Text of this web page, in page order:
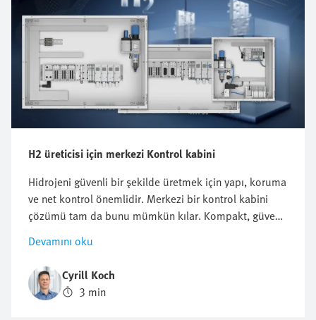
H2 üreticisi için merkezi Kontrol kabini
Hidrojeni güvenli bir şekilde üretmek için yapı, koruma
ve net kontrol önemlidir. Merkezi bir kontrol kabini
çözümü tam da bunu mümkün kılar. Kompakt, güvenli
ve verimli elektroliz sağlar. Bu makalede, merkezi
yaklaşımın neden bu kadar ikna edici olduğunu teknik
ayrıntılarla öğreneceksiniz.
Devamını oku
Cyrill Koch
3 min